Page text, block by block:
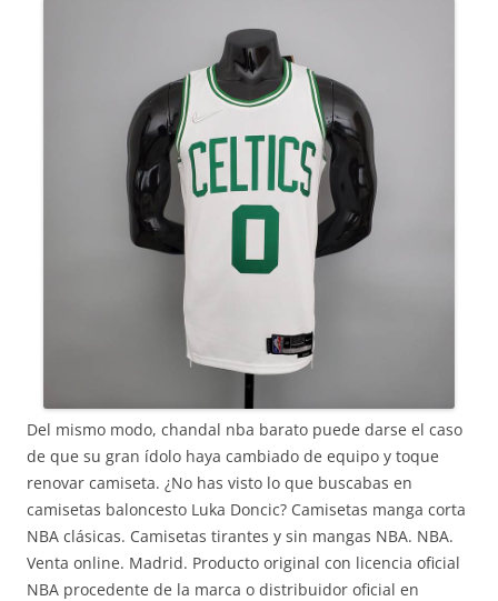
Del mismo modo, chandal nba barato puede darse el caso
de que su gran ídolo haya cambiado de equipo y toque
renovar camiseta. ¿No has visto lo que buscabas en
camisetas baloncesto Luka Doncic? Camisetas manga corta
NBA clásicas. Camisetas tirantes y sin mangas NBA. NBA.
Venta online. Madrid. Producto original con licencia oficial
NBA procedente de la marca o distribuidor oficial en